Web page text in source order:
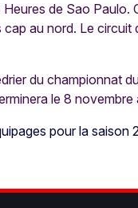
Heures de Sao
au nord. Le
du championnat
le 8
pour la saison